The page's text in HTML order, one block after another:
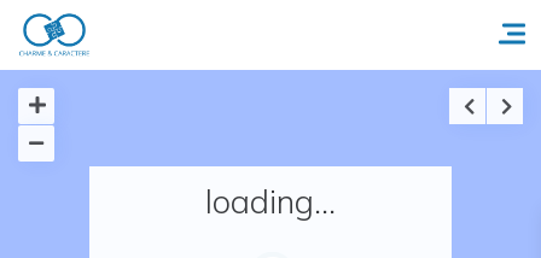
Accueil
loading...